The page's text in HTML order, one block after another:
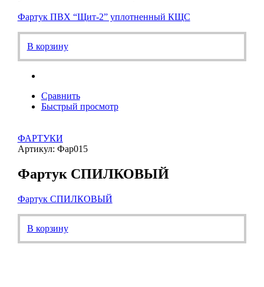
Фартук ПВХ “Щит-2” уплотненный КЩС
В корзину
Сравнить
Быстрый просмотр
ФАРТУКИ
Артикул: Фар015
Фартук СПИЛКОВЫЙ
Фартук СПИЛКОВЫЙ
В корзину